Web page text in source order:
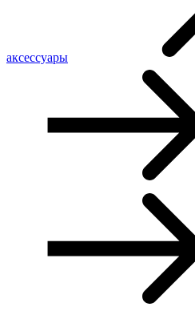
аксессуары